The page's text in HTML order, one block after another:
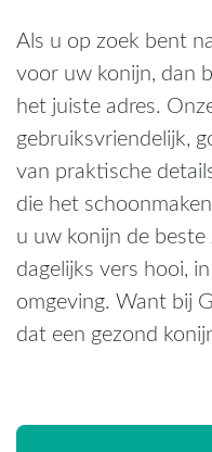
Als u op zoek bent
voor uw konijn, dan
het juiste adres.
gebruiksvriendelijk,
van praktische
die het
u uw konijn de
dagelijks vers hooi,
omgeving. Want bij
dat een gezond